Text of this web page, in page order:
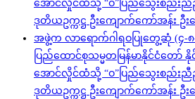
ပြည်ထောင်စုသမ္မတမြန်မာနိုင်ငံတော် နို
အောင်လှိုင်ထံသို့ “ဝ”ပြည်သွေးစည်းညီညွ
ဒုတိယဥက္ကဋ္ဌ ဦးကျောက်ကော်အန်း